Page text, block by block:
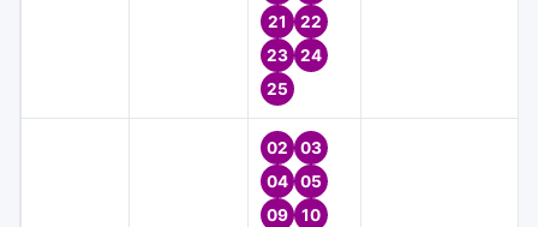
21
22
23
24
25
02
03
04
05
09
10